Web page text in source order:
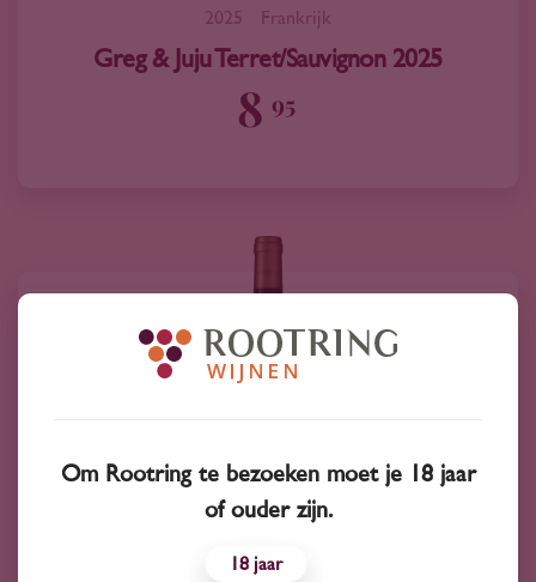
2025 Frankrijk
Greg & Juju Terret/Sauvignon 2025
8 95
Om Rootring te bezoeken moet je 18 jaar
of ouder zijn.
18